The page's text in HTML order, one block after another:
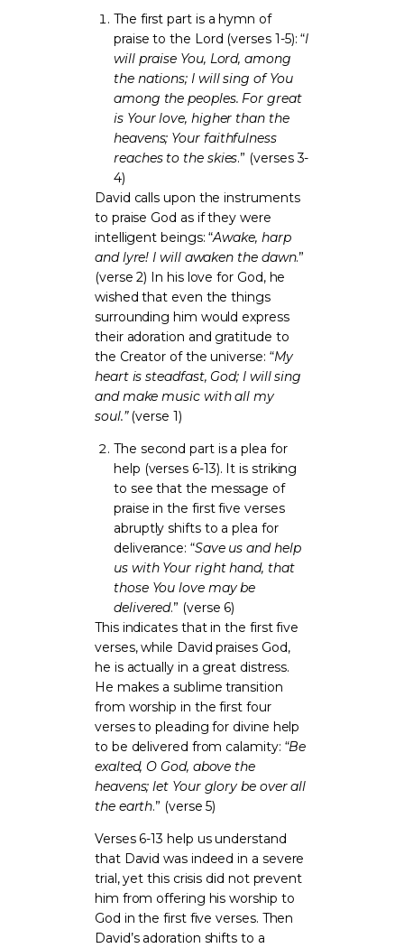
The first part is a hymn of
praise to the Lord (verses 1-5): “I
will praise You, Lord, among
the nations; I will sing of You
among the peoples. For great
is Your love, higher than the
heavens; Your faithfulness
reaches to the skies.” (verses 3-
4)
David calls upon the instruments
to praise God as if they were
intelligent beings: “Awake, harp
and lyre! I will awaken the dawn.”
(verse 2) In his love for God, he
wished that even the things
surrounding him would express
their adoration and gratitude to
the Creator of the universe: “My
heart is steadfast, God; I will sing
and make music with all my
soul.”(verse 1)
The second part is a plea for
help (verses 6-13). It is striking
to see that the message of
praise in the first five verses
abruptly shifts to a plea for
deliverance: “Save us and help
us with Your right hand, that
those You love may be
delivered.” (verse 6)
This indicates that in the first five
verses, while David praises God,
he is actually in a great distress.
He makes a sublime transition
from worship in the first four
verses to pleading for divine help
to be delivered from calamity: “Be
exalted, O God, above the
heavens; let Your glory be over all
the earth.” (verse 5)
Verses 6-13 help us understand
that David was indeed in a severe
trial, yet this crisis did not prevent
him from offering his worship to
God in the first five verses. Then
David’s adoration shifts to a